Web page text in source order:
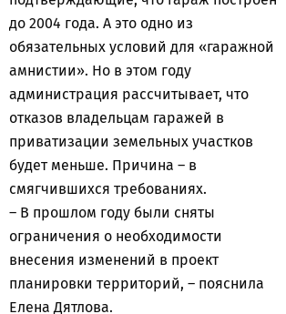
до 2004 года. А это одно из
обязательных условий для «гаражной
амнистии». Но в этом году
администрация рассчитывает, что
отказов владельцам гаражей в
приватизации земельных участков
будет меньше. Причина – в
смягчившихся требованиях.
– В прошлом году были сняты
ограничения о необходимости
внесения изменений в проект
планировки территорий, – пояснила
Елена Дятлова.